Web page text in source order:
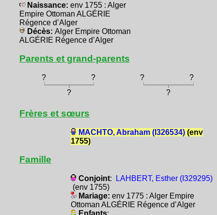
Naissance: env 1755 : Alger
Empire Ottoman ALGÉRIE
Régence d’Alger
Décès: Alger Empire Ottoman
ALGÉRIE Régence d’Alger
Parents et grand-parents
? ? ?
?
?
?
Frères et sœurs
MACHTO, Abraham (I326534)(env
1755)
Famille
Conjoint:
LAHBERT, Esther (I329295)
(env 1755)
Mariage: env 1775 : Alger Empire
Ottoman ALGÉRIE Régence d’Alger